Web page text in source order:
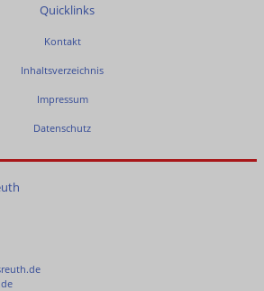
Quicklinks
Kontakt
Inhaltsverzeichnis
Impressum
Datenschutz